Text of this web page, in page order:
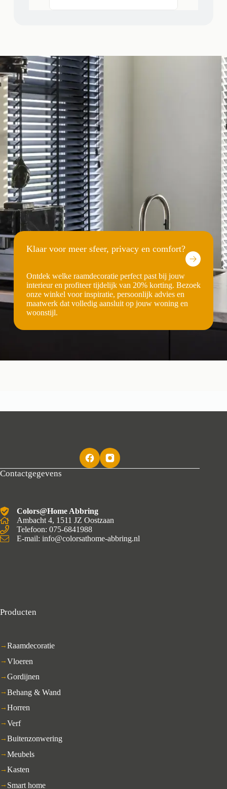
Klaar voor meer sfeer, privacy en comfort?
Ontdek welke raamdecoratie perfect past bij jouw
interieur en profiteer tijdelijk van 20% korting. Bezoek
onze winkel voor inspiratie, persoonlijk advies en
maatwerk dat volledig aansluit op jouw woning en
woonstijl.
Contactgegevens
Colors@Home Abbring
Ambacht 4, 1511 JZ Oostzaan
Telefoon: 075-6841988
E-mail: info@colorsathome-abbring.nl
Producten
Raamdecoratie
Vloeren
Gordijnen
Behang & Wand
Horren
Verf
Buitenzonwering
Meubels
Kasten
Smart home